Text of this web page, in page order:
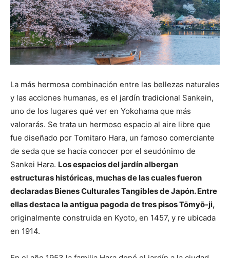
La más hermosa combinación entre las bellezas naturales
y las acciones humanas, es el jardín tradicional Sankein,
uno de los lugares qué ver en Yokohama que más
valorarás. Se trata un hermoso espacio al aire libre que
fue diseñado por Tomitaro Hara, un famoso comerciante
de seda que se hacía conocer por el seudónimo de
Sankei Hara. Los espacios del jardín albergan
estructuras históricas, muchas de las cuales fueron
declaradas Bienes Culturales Tangibles de Japón. Entre
ellas destaca la antigua pagoda de tres pisos Tōmyō-ji,
originalmente construida en Kyoto, en 1457, y re ubicada
en 1914.